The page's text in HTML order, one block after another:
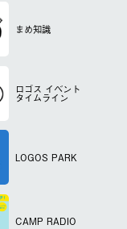
まめ知識
ロゴス イベント
タイムライン
LOGOS PARK
CAMP RADIO